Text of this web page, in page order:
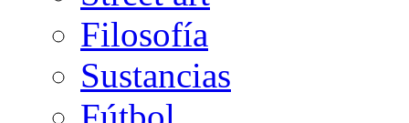
Filosofía
Sustancias